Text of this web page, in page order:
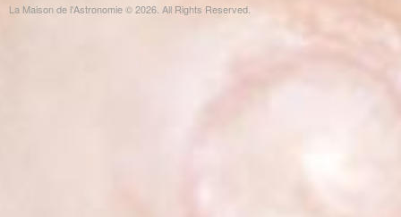
La Maison de l'Astronomie © 2026. All Rights Reserved.